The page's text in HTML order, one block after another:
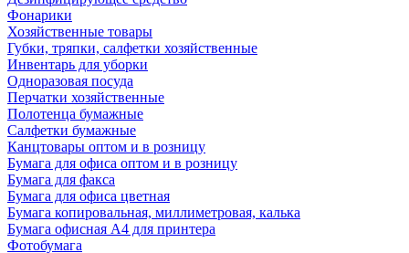
Фонарики
Хозяйственные товары
Губки, тряпки, салфетки хозяйственные
Инвентарь для уборки
Одноразовая посуда
Перчатки хозяйственные
Полотенца бумажные
Салфетки бумажные
Канцтовары оптом и в розницу
Бумага для офиса оптом и в розницу
Бумага для факса
Бумага для офиса цветная
Бумага копировальная, миллиметровая, калька
Бумага офисная А4 для принтера
Фотобумага